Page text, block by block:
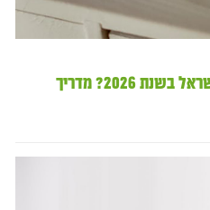
מה העונש על סחר בקנאביס בישראל בשנת 2026? מדריך